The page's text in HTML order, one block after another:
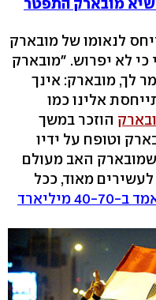
לנאומו של מובארק
לא יפרוש. "מובארק
לך, מובארק: אינך
אלינו כמו
הוזכר במשך
וטופח על ידיו
האב מעולם
מאוד, ככל
נאמד ב-40-70 מיליארד